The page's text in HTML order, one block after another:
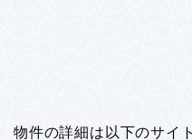
物件の詳細は以下のサイ